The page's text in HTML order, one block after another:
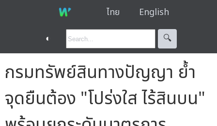
ไทย English
◐ 🔍︎
กรมทรัพย์สินทางปัญญา ย้ำ
จุดยืนต้อง "โปร่งใส ไร้สินบน"